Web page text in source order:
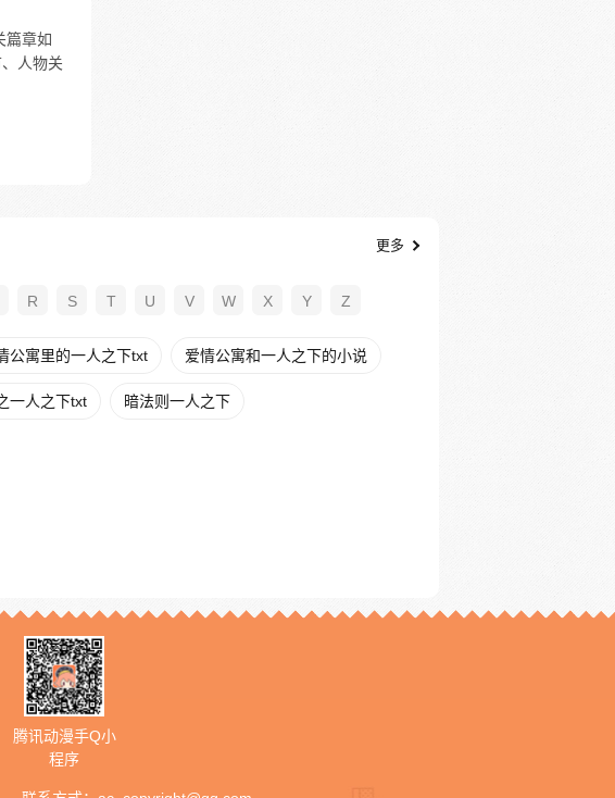
篇章如
人物关
更多
R S T U V W X Y Z
公寓里的一人之下txt 爱情公寓和一人之下的小说
一人之下txt 暗法则一人之下
腾讯动漫手Q小
程序